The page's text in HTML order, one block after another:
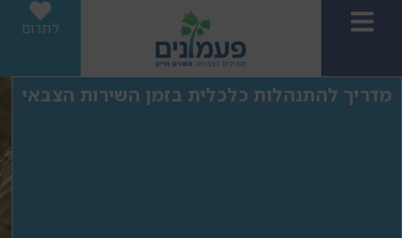
לתרום
מדריך להתנהלות כלכלית בזמן השירות הצבאי